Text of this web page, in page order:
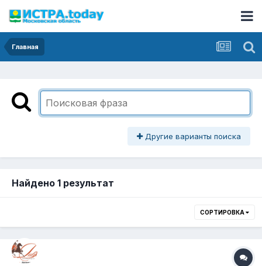
Главная
Другие варианты поиска
Найдено 1 результат
СОРТИРОВКА